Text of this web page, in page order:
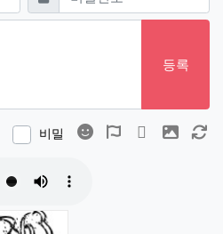
등록
비밀 이모티콘폰트어썸
동영상 이미지